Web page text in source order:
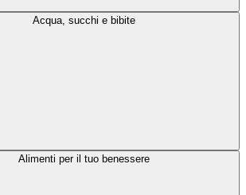
Acqua, succhi e bibite
Alimenti per il tuo benessere